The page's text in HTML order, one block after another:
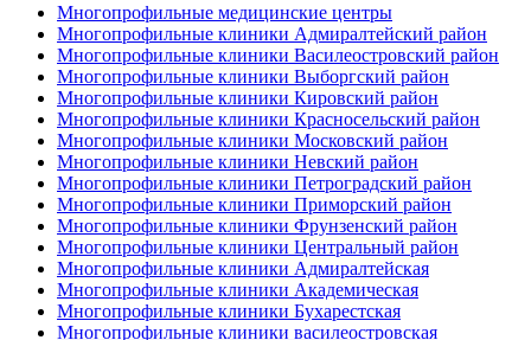
Многопрофильные медицинские центры
Многопрофильные клиники Адмиралтейский район
Многопрофильные клиники Василеостровский район
Многопрофильные клиники Выборгский район
Многопрофильные клиники Кировский район
Многопрофильные клиники Красносельский район
Многопрофильные клиники Московский район
Многопрофильные клиники Невский район
Многопрофильные клиники Петроградский район
Многопрофильные клиники Приморский район
Многопрофильные клиники Фрунзенский район
Многопрофильные клиники Центральный район
Многопрофильные клиники Адмиралтейская
Многопрофильные клиники Академическая
Многопрофильные клиники Бухарестская
Многопрофильные клиники василеостровская